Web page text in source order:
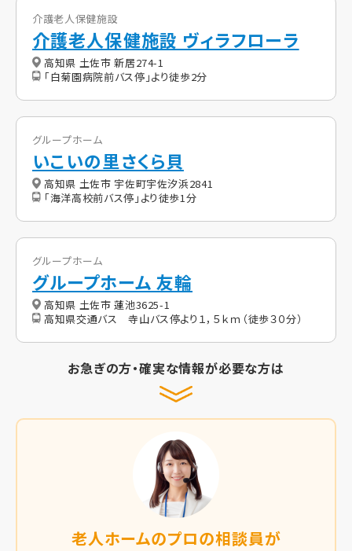
介護老人保健施設
介護老人保健施設 ヴィラフローラ
高知県 土佐市 新居274-1
「白菊園病院前バス停」より徒歩2分
グループホーム
いこいの里さくら貝
高知県 土佐市 宇佐町宇佐汐浜2841
「海洋高校前バス停」より徒歩1分
グループホーム
グループホーム 友輪
高知県 土佐市 蓮池3625-1
高知県交通バス 寺山バス停より１，５ｋｍ（徒歩３０分）
お急ぎの方・確実な情報が必要な方は
老人ホームのプロの相談員が